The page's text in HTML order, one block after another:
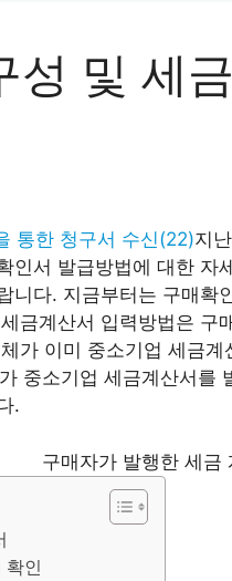
성 및 세
통한 청구서 수신(22)지
인서 발급방법에 대한 자
니다. 지금부터는 구매확
금계산서 입력방법은 구
가 이미 중소기업 세금
중소기업 세금계산서를
.
구매자가 발행한 세금
확인